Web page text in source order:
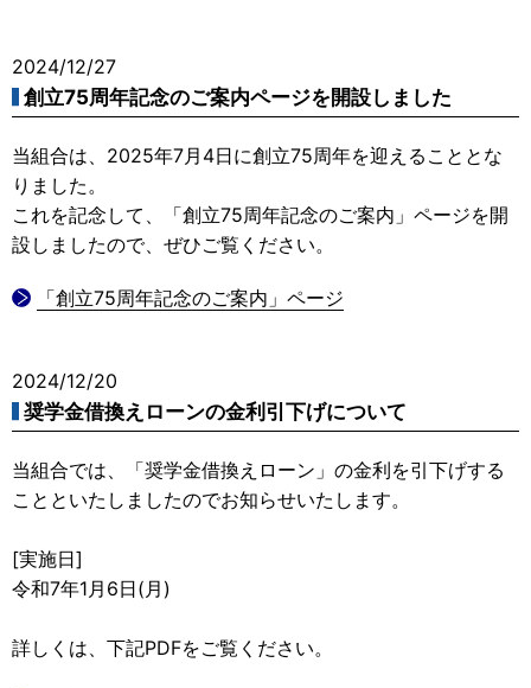
2024/12/27
創立75周年記念のご案内ページを開設しました
当組合は、2025年7月4日に創立75周年を迎えることとな
りました。
これを記念して、「創立75周年記念のご案内」ページを開
設しましたので、ぜひご覧ください。
「創立75周年記念のご案内」ページ
2024/12/20
奨学金借換えローンの金利引下げについて
当組合では、「奨学金借換えローン」の金利を引下げする
ことといたしましたのでお知らせいたします。
[実施日]
令和7年1月6日(月)
詳しくは、下記PDFをご覧ください。